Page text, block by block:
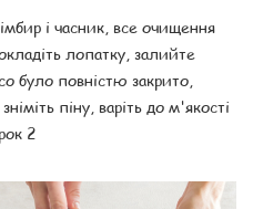
і часник, все очищення
лопатку, залийте
було повністю закрито,
піну, варіть до м'якості
2